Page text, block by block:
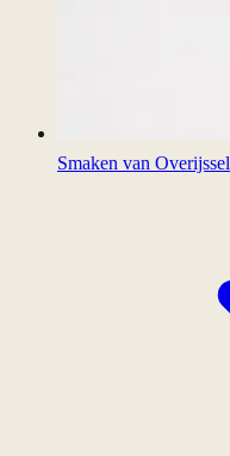
Smaken van Overijssel